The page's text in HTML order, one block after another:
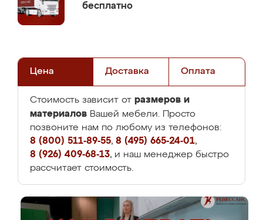
бесплатно
Цена Доставка Оплата
Стоимость зависит от размеров и
материалов Вашей мебели. Просто
позвоните нам по любому из телефонов:
8 (800) 511-89-55, 8 (495) 665-24-01,
8 (926) 409-68-13, и наш менеджер быстро
рассчитает стоимость.